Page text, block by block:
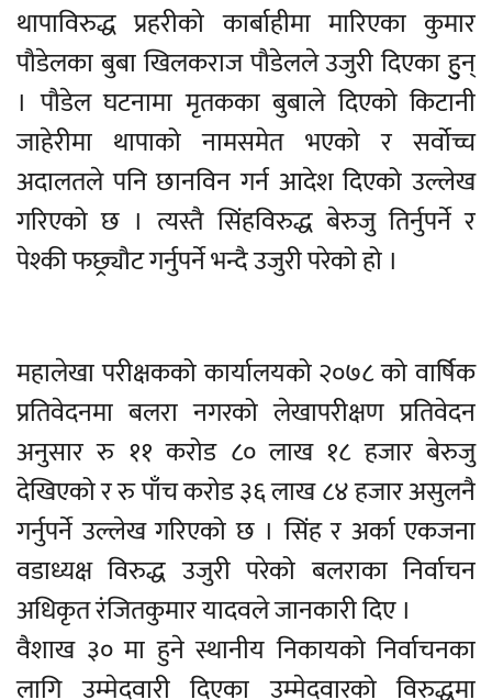
थापाविरुद्ध प्रहरीको कार्बाहीमा मारिएका कुमार
पौडेलका बुबा खिलकराज पौडेलले उजुरी दिएका हुुन्
। पौडेल घटनामा मृतकका बुबाले दिएको किटानी
जाहेरीमा थापाको नामसमेत भएको र सर्वोच्च
अदालतले पनि छानविन गर्न आदेश दिएको उल्लेख
गरिएको छ । त्यस्तै सिंहविरुद्ध बेरुजु तिर्नुपर्ने र
पेश्की फछ्र्यौट गर्नुपर्ने भन्दै उजुरी परेको हो ।
महालेखा परीक्षकको कार्यालयको २०७८ को वार्षिक
प्रतिवेदनमा बलरा नगरको लेखापरीक्षण प्रतिवेदन
अनुसार रु ११ करोड ८० लाख १८ हजार बेरुजु
देखिएको र रु पाँच करोड ३६ लाख ८४ हजार असुलनै
गर्नुपर्ने उल्लेख गरिएको छ । सिंह र अर्का एकजना
वडाध्यक्ष विरुद्ध उजुरी परेको बलराका निर्वाचन
अधिकृत रंजितकुमार यादवले जानकारी दिए ।
वैशाख ३० मा हुने स्थानीय निकायको निर्वाचनका
लागि उम्मेदवारी दिएका उम्मेदवारको विरुद्धमा